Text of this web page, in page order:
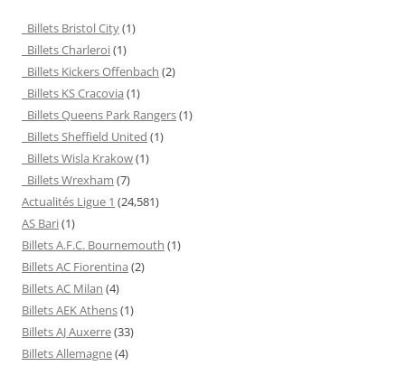
Billets Bristol City(1)
Billets Charleroi(1)
Billets Kickers Offenbach (2)
Billets KS Cracovia (1)
Billets Queens Park Rangers(1)
Billets Sheffield United (1)
Billets Wisla Krakow(1)
Billets Wrexham (7)
Actualités Ligue 1 (24,581)
AS Bari(1)
Billets A.F.C. Bournemouth (1)
Billets AC Fiorentina (2)
Billets AC Milan (4)
Billets AEK Athens(1)
Billets AJ Auxerre(33)
Billets Allemagne(4)